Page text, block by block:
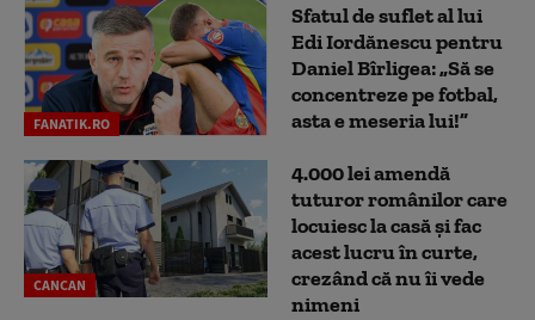
FANATIK.RO
Sfatul de suflet al lui
Edi Iordănescu pentru
Daniel Bîrligea: „Să se
concentreze pe fotbal,
asta e meseria lui!”
CANCAN
4.000 lei amendă
tuturor românilor care
locuiesc la casă și fac
acest lucru în curte,
crezând că nu îi vede
nimeni